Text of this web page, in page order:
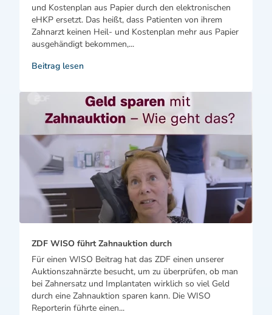
und Kostenplan aus Papier durch den elektronischen
eHKP ersetzt. Das heißt, dass Patienten von ihrem
Zahnarzt keinen Heil- und Kostenplan mehr aus Papier
ausgehändigt bekommen,...
Beitrag lesen
ZDF WISO führt Zahnauktion durch
Für einen WISO Beitrag hat das ZDF einen unserer
Auktionszahnärzte besucht, um zu überprüfen, ob man
bei Zahnersatz und Implantaten wirklich so viel Geld
durch eine Zahnauktion sparen kann. Die WISO
Reporterin führte einen...